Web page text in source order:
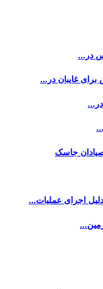
در...
غایبان در...
جاسک
اجرای عملیات...